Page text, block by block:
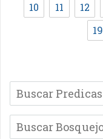
10
11 12
19